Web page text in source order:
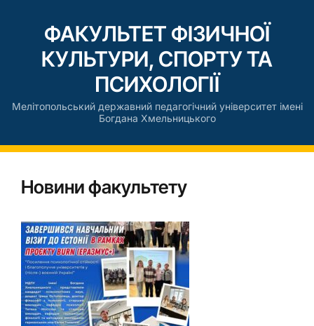
ФАКУЛЬТЕТ ФІЗИЧНОЇ
КУЛЬТУРИ, СПОРТУ ТА
ПСИХОЛОГІЇ
Мелітопольський державний педагогічний університет імені
Богдана Хмельницького
Новини факультету